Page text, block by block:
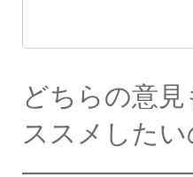
どちらの意
ススメしたい